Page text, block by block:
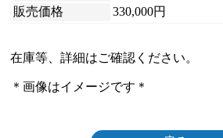
販売価格
330,000円
在庫等、詳細はご確認ください。
＊画像はイメージです＊